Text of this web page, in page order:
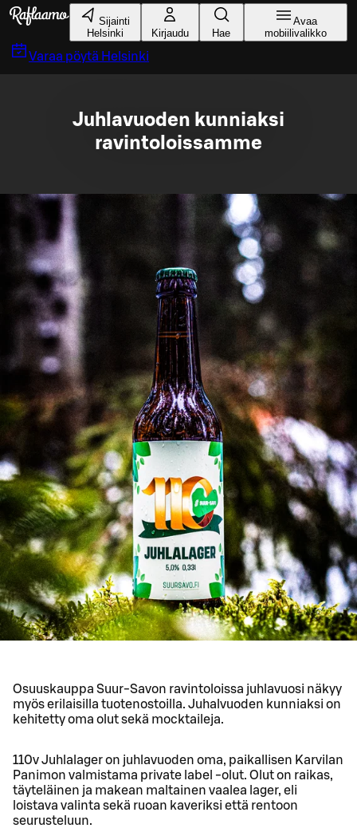
Siirry pääsisältöön
Sijainti
Helsinki
Kirjaudu Hae
Avaa
mobiilivalikko
Varaa pöytä Helsinki
Juhlavuoden kunniaksi
ravintoloissamme
Osuuskauppa Suur-Savon ravintoloissa juhlavuosi näkyy
myös erilaisilla tuotenostoilla. Juhalvuoden kunniaksi on
kehitetty oma olut sekä mocktaileja.
110v Juhlalager on juhlavuoden oma, paikallisen Karvilan
Panimon valmistama private label -olut. Olut on raikas,
täyteläinen ja makean maltainen vaalea lager, eli
loistava valinta sekä ruoan kaveriksi että rentoon
seurusteluun.